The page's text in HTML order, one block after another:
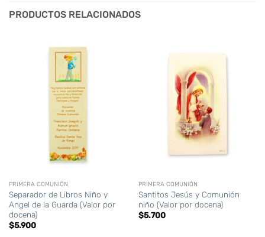
PRODUCTOS RELACIONADOS
PRIMERA COMUNIÓN
Separador de Libros Niño y
Angel de la Guarda (Valor por
docena)
$5.900
PRIMERA COMUNIÓN
Santitos Jesús y Comunión
niño (Valor por docena)
$5.700